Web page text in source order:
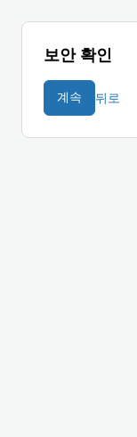
보안 확인
계속 뒤로